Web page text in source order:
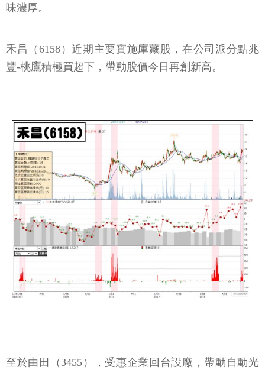
味濃厚。
禾昌（6158）近期主要實施庫藏股，在公司派分點兆
豐-桃鷹積極買超下，帶動股價今日再創新高。
至於由田（3455），受惠企業回台設廠，帶動自動光